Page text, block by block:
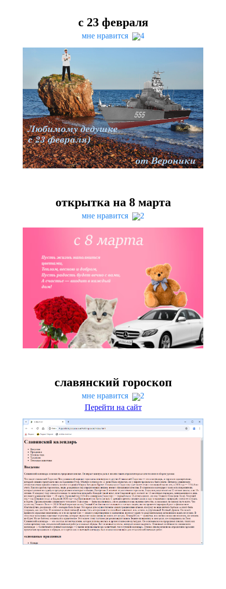
с 23февраля
мне нравится 4
открытка на 8марта
мне нравится 2
славянский гороскоп
мне нравится
2
Перейти на сайт